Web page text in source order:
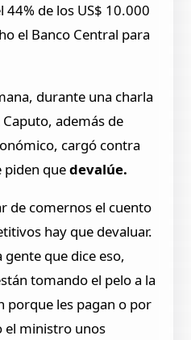
44% de los US$ 10.000
el Banco Central para
durante una charla
además de
cargó contra
piden quedevalúe.
de comernos el cuento
hay que devaluar.
que dice eso,
tomando el pelo a la
porque les pagan o por
el ministro unos